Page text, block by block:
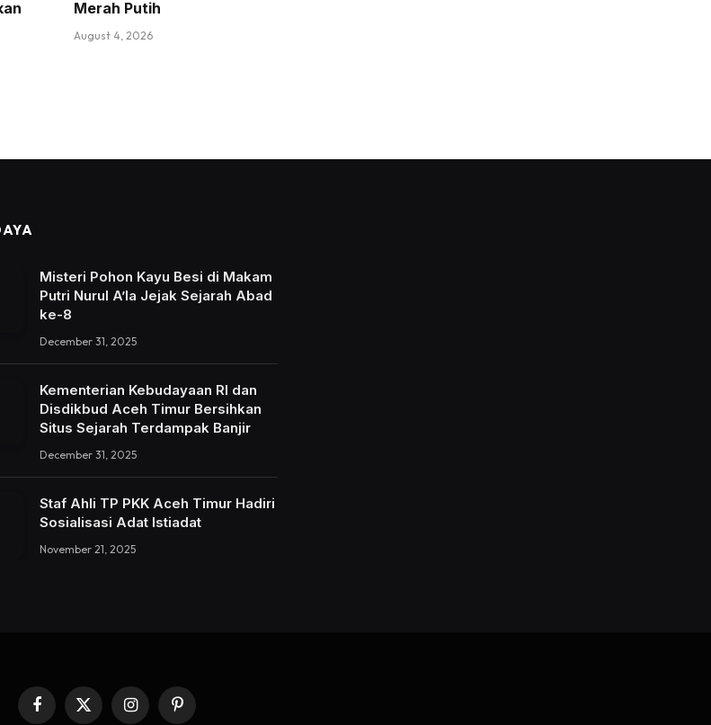
Merah Putih
August 4, 2026
Misteri Pohon Kayu Besi di Makam
Putri Nurul A’la Jejak Sejarah Abad
ke-8
December 31, 2025
Kementerian Kebudayaan RI dan
Disdikbud Aceh Timur Bersihkan
Situs Sejarah Terdampak Banjir
December 31, 2025
Staf Ahli TP PKK Aceh Timur Hadiri
Sosialisasi Adat Istiadat
November 21, 2025
Facebook
X
InstagramPinterest